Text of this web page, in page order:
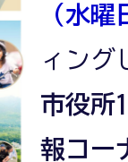
（水曜
ィング
市役所
報コー